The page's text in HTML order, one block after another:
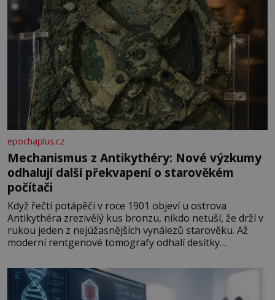
epochaplus.cz
Mechanismus z Antikythéry: Nové výzkumy
odhalují další překvapení o starověkém
počítači
Když řečtí potápěči v roce 1901 objeví u ostrova
Antikythéra zrezivělý kus bronzu, nikdo netuší, že drží v
rukou jeden z nejúžasnějších vynálezů starověku. Až
moderní rentgenové tomografy odhalí desítky
Antikythéry je dnes považován za nejstarší známý
analogový počítač na světě. Přesto ani po více než sto
letech výzkumu